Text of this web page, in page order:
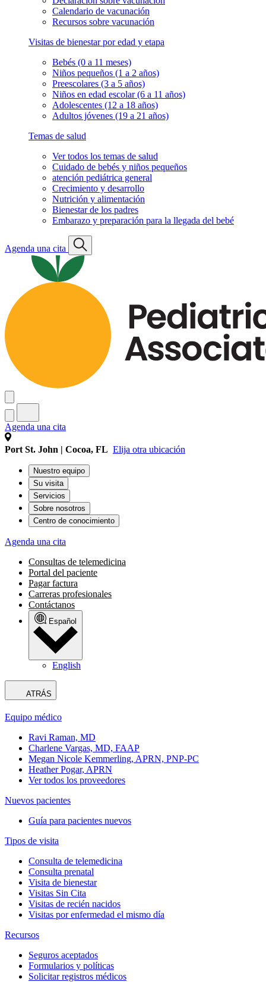
Calendario de vacunación
Recursos sobre vacunación
Visitas de bienestar por edad y etapa
Bebés (0 a 11 meses)
Niños pequeños (1 a 2 años)
Preescolares (3 a 5 años)
Niños en edad escolar (6 a 11 años)
Adolescentes (12 a 18 años)
Adultos jóvenes (19 a 21 años)
Temas de salud
Ver todos los temas de salud
Cuidado de bebés y niños pequeños
atención pediátrica general
Crecimiento y desarrollo
Nutrición y alimentación
Bienestar de los padres
Embarazo y preparación para la llegada del bebé
Agenda una cita
Agenda una cita
Port St. John | Cocoa, FL Elija otra ubicación
Nuestro equipo
Su visita
Servicios
Sobre nosotros
Centro de conocimiento
Agenda una cita
Consultas de telemedicina
Portal del paciente
Pagar factura
Carreras profesionales
Contáctanos
Español
English
ATRÁS
Equipo médico
Ravi Raman, MD
Charlene Vargas, MD, FAAP
Megan Nicole Kemmerling, APRN, PNP-PC
Heather Pogar, APRN
Ver todos los proveedores
Nuevos pacientes
Guía para pacientes nuevos
Tipos de visita
Consulta de telemedicina
Consulta prenatal
Visita de bienestar
Visitas Sin Cita
Visitas de recién nacidos
Visitas por enfermedad el mismo día
Recursos
Seguros aceptados
Formularios y políticas
Solicitar registros médicos